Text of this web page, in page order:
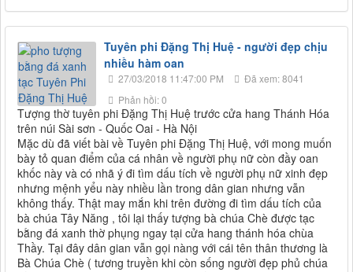
Tuyên phi Đặng Thị Huệ - người đẹp chịu
nhiều hàm oan
27/03/2018 11:47:00 PM
Đã xem: 8041
Phản hồi: 0
Tượng thờ tuyên phi Đặng Thị Huệ trước cửa hang Thánh Hóa
trên núi Sài sơn - Quốc Oai - Hà Nội
Mặc dù đã viết bài về Tuyên phi Đặng Thị Huệ, với mong muốn
bày tỏ quan điểm của cá nhân về người phụ nữ còn đầy oan
khốc này và có nhã ý đi tìm dấu tích về người phụ nữ xinh đẹp
nhưng mệnh yểu này nhiều lần trong dân gian nhưng vẫn
không thấy. Thật may mắn khi trên đường đi tìm dấu tích của
bà chúa Tây Năng , tôi lại thấy tượng bà chúa Chè được tạc
bằng đá xanh thờ phụng ngay tại cửa hang thánh hóa chùa
Thầy. Tại đây dân gian vẫn gọi nàng với cái tên thân thương là
Bà Chúa Chè ( tương truyền khi còn sống người đẹp phủ chúa